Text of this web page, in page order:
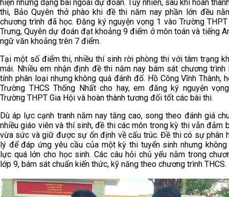
hiện những dạng bài ngoài dự đoán. Tuy nhiên, sau khi hoàn
thi, Bảo Quyên thở phào khi đề thi năm nay phần lớn đều
chương trình đã học. Đăng ký nguyện vọng 1 vào Trường
Trưng, Quyên dự đoán đạt khoảng 9 điểm ở môn toán và tiếng
ngữ văn khoảng trên 7 điểm.
Tại một số điểm thi, nhiều thí sinh rời phòng thi với tâm trạng
mái. Nhiều em nhận định đề thi năm nay bám sát chương trình
tính phân loại nhưng không quá đánh đố. Hồ Công Vĩnh Thành,
Trường THCS Thống Nhất cho hay, em đăng ký nguyện
Trường THPT Gia Hội và hoàn thành tương đối tốt các bài thi.
Dù áp lực cạnh tranh năm nay tăng cao, song theo đánh giá
nhiều giáo viên và thí sinh, đề thi các môn trong kỳ thi vẫn đảm
vừa sức và giữ được sự ổn định về cấu trúc. Đề thi có sự phân
lý để đáp ứng yêu cầu của một kỳ thi tuyển sinh nhưng không
lực quá lớn cho học sinh. Các câu hỏi chủ yếu nằm trong
lớp 9, bám sát chuẩn kiến thức, kỹ năng theo chương trình THCS.